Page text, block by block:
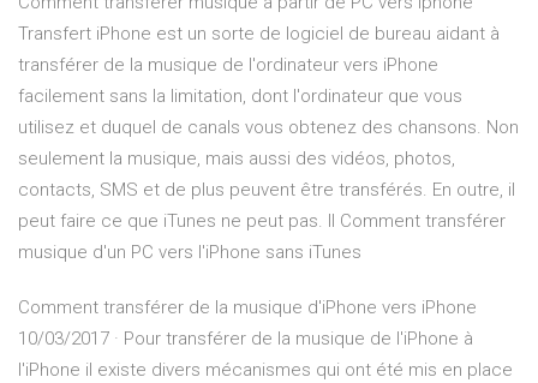
Transfert iPhone est un sorte de logiciel de bureau aidant à
transférer de la musique de l'ordinateur vers iPhone
facilement sans la limitation, dont l'ordinateur que vous
utilisez et duquel de canals vous obtenez des chansons. Non
seulement la musique, mais aussi des vidéos, photos,
contacts, SMS et de plus peuvent être transférés. En outre, il
peut faire ce que iTunes ne peut pas. Il Comment transférer
musique d'un PC vers l'iPhone sans iTunes
Comment transférer de la musique d'iPhone vers iPhone
10/03/2017 · Pour transférer de la musique de l'iPhone à
l'iPhone il existe divers mécanismes qui ont été mis en place